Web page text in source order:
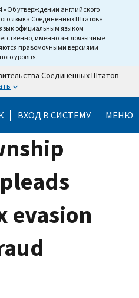
«Об утверждении английского
языка Соединенных Штатов»
официальным языком
именно англоязычные
правомочными версиями
уровня.
Соединенных Штатов
ВХОД В СИСТЕМУ МЕНЮ
evasion